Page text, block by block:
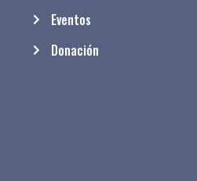
Eventos
Donación